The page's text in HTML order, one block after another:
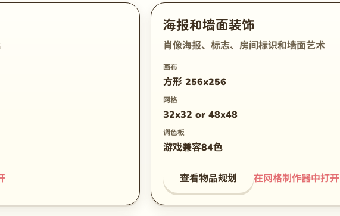
海报和墙面装饰
肖像海报、标志、房间标识和墙面艺术
画布
方形 256x256
网格
32x32 or 48x48
调色板
游戏兼容84色
查看物品规划 在网格制作器中打开